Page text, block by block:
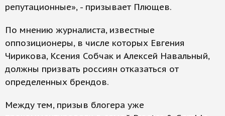
репутационные», - призывает Плющев.
По мнению журналиста, известные
оппозиционеры, в числе которых Евгения
Чирикова, Ксения Собчак и Алексей Навальный,
должны призвать россиян отказаться от
определенных брендов.
Между тем, призыв блогера уже